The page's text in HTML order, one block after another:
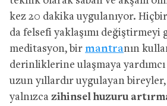
kez 20 dakika uygulanıyor.
da felsefi yaklaşımı
meditasyon, bir mantranın
derinliklerine ulaşmaya
uzun yıllardır uygulayan
yalnızca zihinsel huzuru